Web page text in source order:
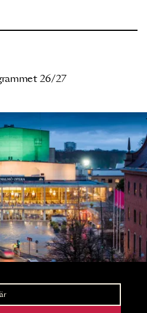
26/27
och biljettsläpp.